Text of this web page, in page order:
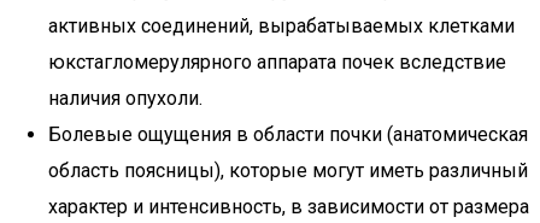
активных соединений, вырабатываемых клетками
юкстагломерулярного аппарата почек вследствие
наличия опухоли.
Болевые ощущения в области почки (анатомическая
область поясницы), которые могут иметь различный
характер и интенсивность, в зависимости от размера